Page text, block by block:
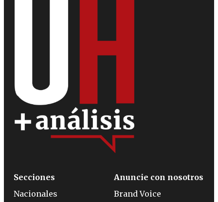
Secciones
Nacionales
Anuncie con nosotros
Brand Voice